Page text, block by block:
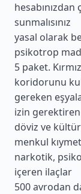
sunmalısınız
yasal olarak
psikotrop
5 paket.
koridorunu
gereken
izin
döviz ve
menkul
narkotik,
içeren ilaçlar
500 avrodan